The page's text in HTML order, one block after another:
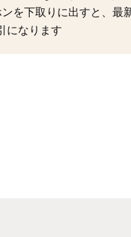
を下取りに出すと、最
になります